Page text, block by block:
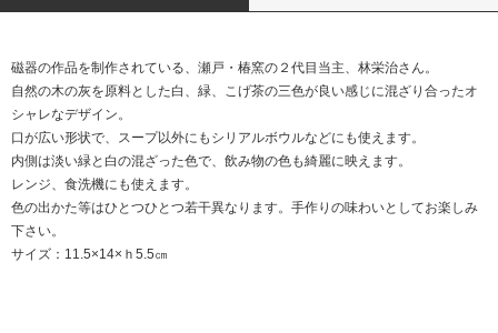
磁器の作品を制作されている、瀬戸・椿窯の２代目当主、林栄治さん。
自然の木の灰を原料とした白、緑、こげ茶の三色が良い感じに混ざり合ったオ
シャレなデザイン。
口が広い形状で、スープ以外にもシリアルボウルなどにも使えます。
内側は淡い緑と白の混ざった色で、飲み物の色も綺麗に映えます。
レンジ、食洗機にも使えます。
色の出かた等はひとつひとつ若干異なります。手作りの味わいとしてお楽しみ
下さい。
サイズ：11.5×14×ｈ5.5㎝